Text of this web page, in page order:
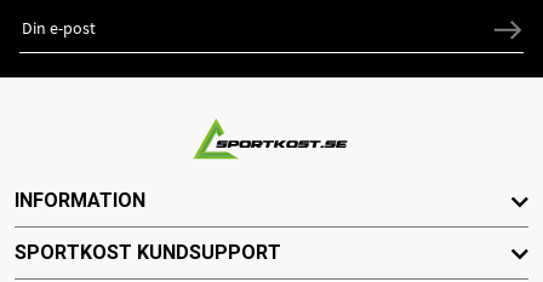
INFORMATION
SPORTKOST KUNDSUPPORT